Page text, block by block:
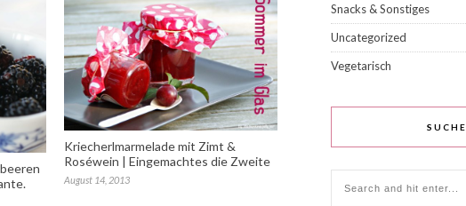
Kriecherlmarmelade mit Zimt &
Roséwein | Eingemachtes die Zweite
August 14, 2013
Snacks & Sonstiges
Uncategorized
Vegetarisch
SUCHE